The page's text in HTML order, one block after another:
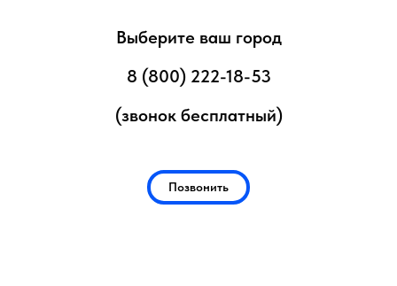
Выберите ваш город
8 (800) 222-18-53
(звонок бесплатный)
Позвонить